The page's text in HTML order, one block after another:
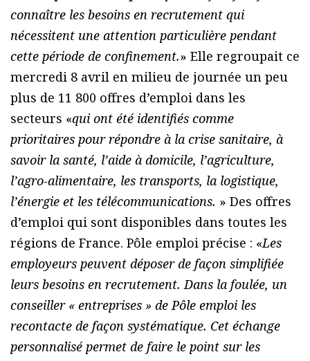
connaître les besoins en recrutement qui
nécessitent une attention particulière pendant
cette période de confinement.» Elle regroupait ce
mercredi 8 avril en milieu de journée un peu
plus de 11 800 offres d’emploi dans les
secteurs «qui ont été identifiés comme
prioritaires pour répondre à la crise sanitaire, à
savoir la santé, l’aide à domicile, l’agriculture,
l’agro-alimentaire, les transports, la logistique,
l’énergie et les télécommunications. » Des offres
d’emploi qui sont disponibles dans toutes les
régions de France. Pôle emploi précise : «Les
employeurs peuvent déposer de façon simplifiée
leurs besoins en recrutement. Dans la foulée, un
conseiller « entreprises » de Pôle emploi les
recontacte de façon systématique. Cet échange
personnalisé permet de faire le point sur les